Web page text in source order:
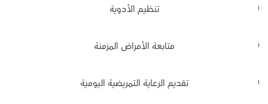
تنظيم الأدوية
متابعة الأمراض المزمنة
تقديم الرعاية التمريضية اليومية